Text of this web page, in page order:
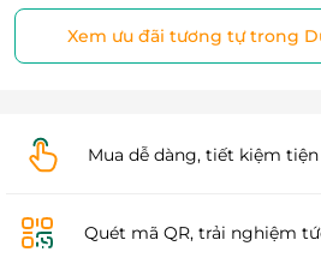
Xem ưu đãi tương tự trong
Mua dễ dàng, tiết kiệm
Quét mã QR, trải nghiệm